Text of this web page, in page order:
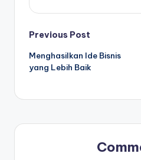
Post
navigation
Previous Post
Menghasilkan Ide Bisnis
yang Lebih Baik